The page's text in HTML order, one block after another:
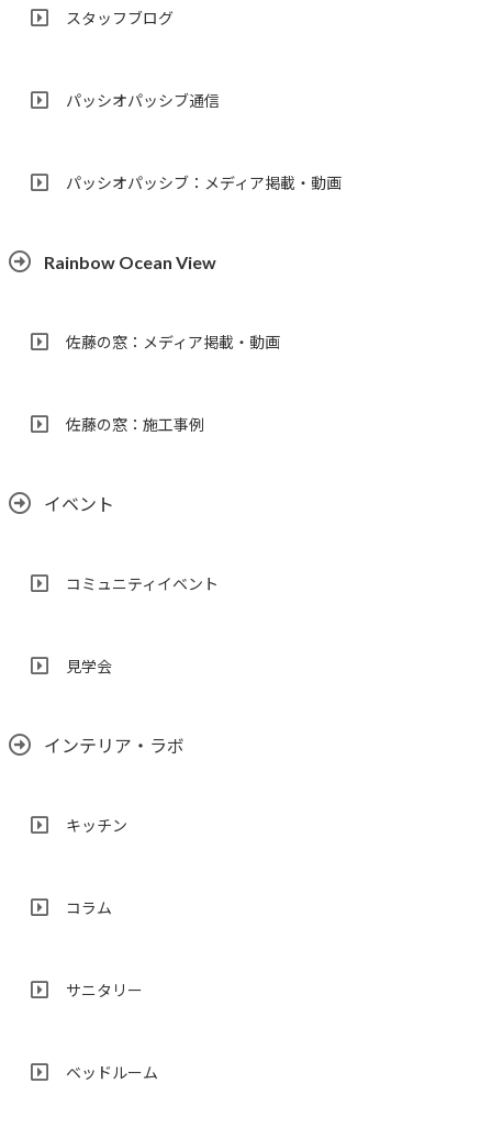
スタッフブログ
パッシオパッシブ通信
パッシオパッシブ：メディア掲載・動画
Rainbow Ocean View
佐藤の窓：メディア掲載・動画
佐藤の窓：施工事例
イベント
コミュニティイベント
見学会
インテリア・ラボ
キッチン
コラム
サニタリー
ベッドルーム